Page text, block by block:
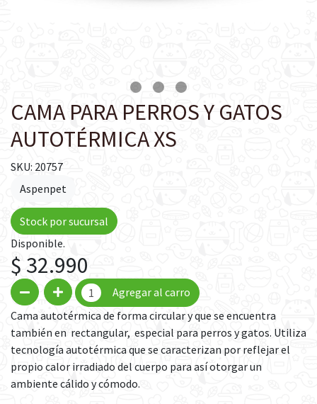
CAMA PARA PERROS Y GATOS
AUTOTÉRMICA XS
SKU: 20757
Aspenpet
Stock por sucursal
Disponible.
$ 32.990
Agregar al carro
Cama autotérmica de forma circular y que se encuentra
también en rectangular, especial para perros y gatos. Utiliza
tecnología autotérmica que se caracterizan por reflejar el
propio calor irradiado del cuerpo para así otorgar un
ambiente cálido y cómodo.